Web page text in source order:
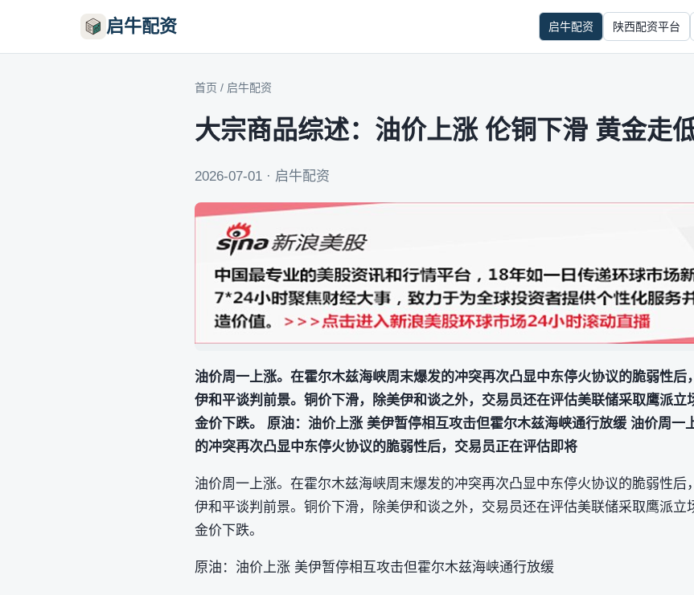
启牛配资 启牛配资 陕西配资平台
首页 / 启牛配资
大宗商品综述：油价上涨 伦铜下滑 黄金走
2026-07-01 · 启牛配资
油价周一上涨。在霍尔木兹海峡周末爆发的冲突再次凸显中东停火协议的脆弱性后
伊和平谈判前景。铜价下滑，除美伊和谈之外，交易员还在评估美联储采取鹰派立
金价下跌。 原油：油价上涨 美伊暂停相互攻击但霍尔木兹海峡通行放缓 油价周一
的冲突再次凸显中东停火协议的脆弱性后，交易员正在评估即将
油价周一上涨。在霍尔木兹海峡周末爆发的冲突再次凸显中东停火协议的脆弱性
伊和平谈判前景。铜价下滑，除美伊和谈之外，交易员还在评估美联储采取鹰派立
金价下跌。
原油：油价上涨 美伊暂停相互攻击但霍尔木兹海峡通行放缓